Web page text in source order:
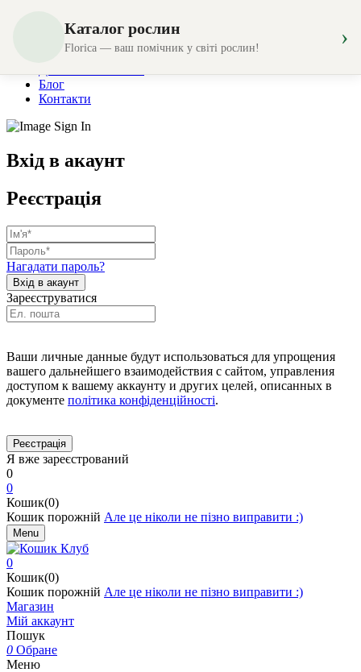
Магазин
Створення композицій
Блог
Контакти
Вхід в акаунт
Реєстрація
Нагадати пароль?
Зареєструватися
Ваши личные данные будут использоваться для упрощения
вашего дальнейшего взаимодействия с сайтом, управления
доступом к вашему аккаунту и других целей, описанных в
документе політика конфіденційності.
Я вже зареєстрований
0
0
Кошик(0)
Кошик порожній Але це ніколи не пізно виправити :)
Menu
0
Кошик(0)
Кошик порожній Але це ніколи не пізно виправити :)
Магазин
Мій аккаунт
Пошук
0 Обране
Меню
Каталог рослин
Florica — ваш помічник у світі рослин! ›